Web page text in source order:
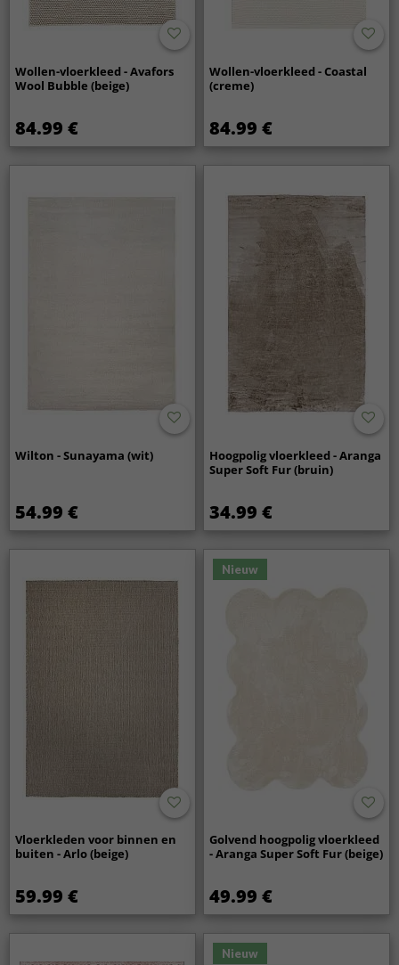
Wollen-vloerkleed - Avafors
Wool Bubble (beige)
84.99 €
Wollen-vloerkleed - Coastal
(creme)
84.99 €
Wilton - Sunayama (wit)
54.99 €
Hoogpolig vloerkleed - Aranga
Super Soft Fur (bruin)
34.99 €
Vloerkleden voor binnen en
buiten - Arlo (beige)
59.99 €
Nieuw
Golvend hoogpolig vloerkleed
- Aranga Super Soft Fur (beige)
49.99 €
Nieuw